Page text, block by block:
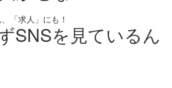
「求人」にも！
SNSを見ているん